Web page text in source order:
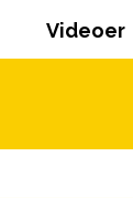
Videoer